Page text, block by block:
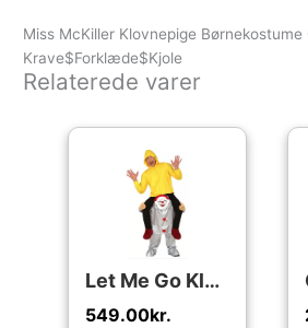
Miss McKiller Klovnepige Børnekostume
Krave$Forklæde$Kjole
Relaterede varer
Let Me Go Klovn Carry Me
549.00kr.